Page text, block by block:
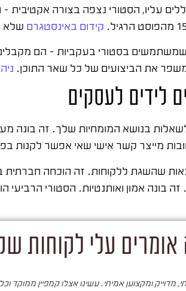
עליו, הסטורי נצפה בצורה
קידום באינסטגרם שלא
בסטורי בעקביות – הם
את הביצועים של כל שאר התוכן.
לידים לעסקים
בנושא המומחיות שלך. זה בונה
מייצר קשר אישי שאי אפשר לקנות
שהשגת ללקוחות. זה הוכחה
בונה אמון ואותנטיות. הסטורי
עלי לקוחות
ומקצוען אמיתי. עשינו אצלו קמפיין ממוקד